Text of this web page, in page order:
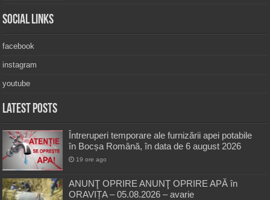
Social Links
facebook
instagram
youtube
Latest Posts
Întreruperi temporare ale furnizării apei potabile
în Bocșa Română, în data de 6 august 2026
19 ore ago
ANUNŢ OPRIRE ANUNŢ OPRIRE APĂ în
ORAVIȚA – 05.08.2026 – avarie